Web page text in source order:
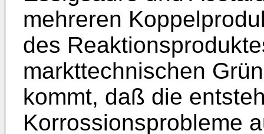
mehreren
des
markttechnischen
kommt, daß die
Korrossionsprobleme